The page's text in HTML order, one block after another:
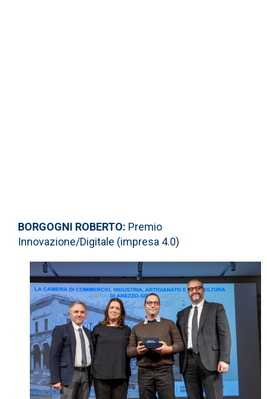
BORGOGNI ROBERTO: Premio
Innovazione/Digitale (impresa 4.0)